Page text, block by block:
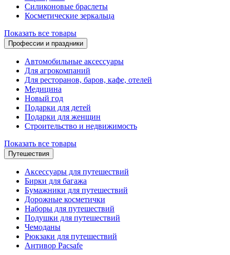
Силиконовые браслеты
Косметические зеркальца
Показать все товары
Профессии и праздники
Автомобильные аксессуары
Для агрокомпаний
Для ресторанов, баров, кафе, отелей
Медицина
Новый год
Подарки для детей
Подарки для женщин
Строительство и недвижимость
Показать все товары
Путешествия
Аксессуары для путешествий
Бирки для багажа
Бумажники для путешествий
Дорожные косметички
Наборы для путешествий
Подушки для путешествий
Чемоданы
Рюкзаки для путешествий
Антивор Pacsafe